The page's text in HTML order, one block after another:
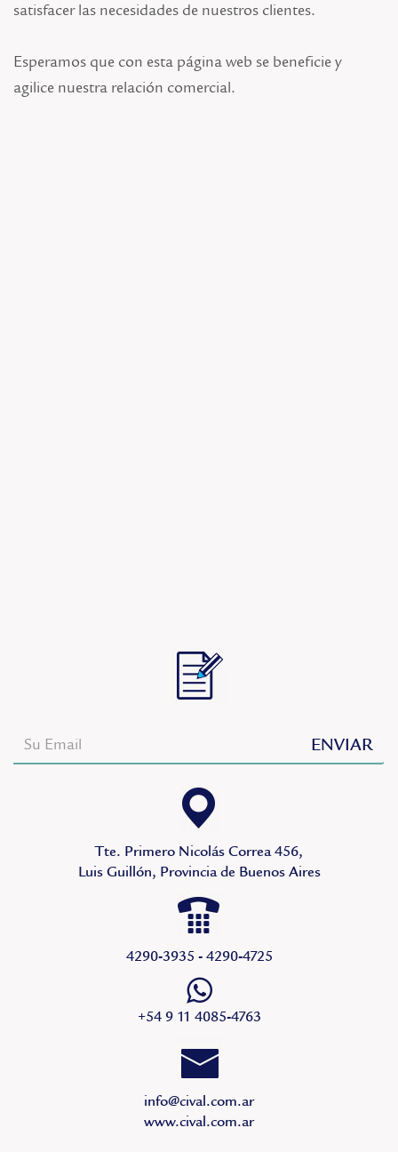
satisfacer las necesidades de nuestros clientes.
Esperamos que con esta página web se beneficie y
agilice nuestra relación comercial.
Tte. Primero Nicolás Correa 456,
Luis Guillón, Provincia de Buenos Aires
4290-3935 - 4290-4725
+54 9 11 4085-4763
info@cival.com.ar
www.cival.com.ar